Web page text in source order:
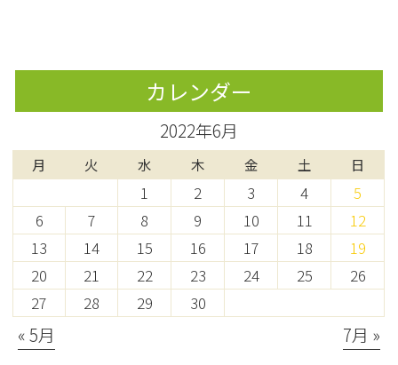
カレンダー
2022年6月
月 火 水 木 金 土 日
1 2 3 4
5
6
7 8 9 10 11
12
13
14 15 16 17 18
19
20
21 22 23 24 25
26
27
28 29 30
« 5月 7月 »